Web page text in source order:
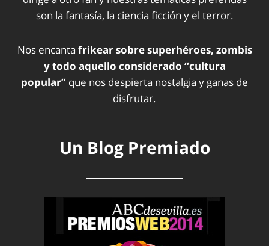
son la fantasía, la ciencia ficción y el terror.
Nos encanta frikear sobre superhéroes, zombis
y todo aquello considerado “cultura
popular” que nos despierta nostalgia y ganas de
disfrutar.
Un Blog Premiado